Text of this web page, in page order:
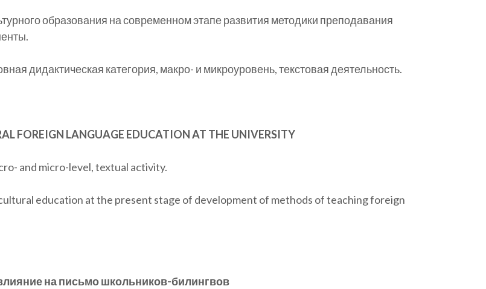
образования на современном этапе развития методики преподавания
дидактическая категория, макро- и микроуровень, текстовая деятельность.
FOREIGN LANGUAGE EDUCATION AT THE UNIVERSITY
and micro-level, textual activity.
education at the present stage of development of methods of teaching foreign
на письмо школьников-билингвов